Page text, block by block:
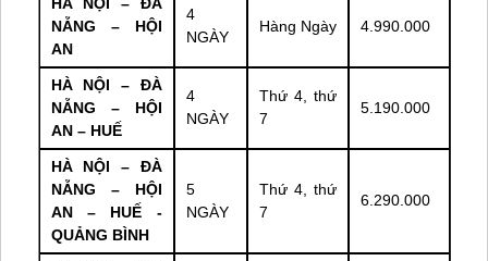
NẴNG – HỘI
AN
4
NGÀY
Hàng Ngày 4.990.000
HÀ NỘI – ĐÀ
NẴNG – HỘI
AN – HUẾ
4
NGÀY
Thứ 4, thứ
7
5.190.000
HÀ NỘI – ĐÀ
NẴNG – HỘI
AN – HUẾ -
QUẢNG BÌNH
5
NGÀY
Thứ 4, thứ
7
6.290.000